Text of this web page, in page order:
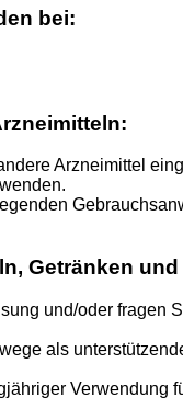
bei:
Arzneimittel
Getränken
und/oder fragen
als
Verwendung